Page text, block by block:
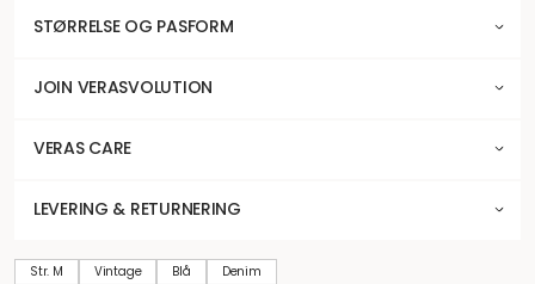
STØRRELSE OG PASFORM
JOIN VERASVOLUTION
VERAS CARE
LEVERING & RETURNERING
Str. M Vintage Blå Denim